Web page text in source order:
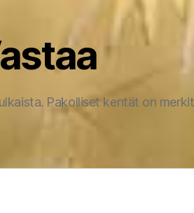
Pakolliset kentät on